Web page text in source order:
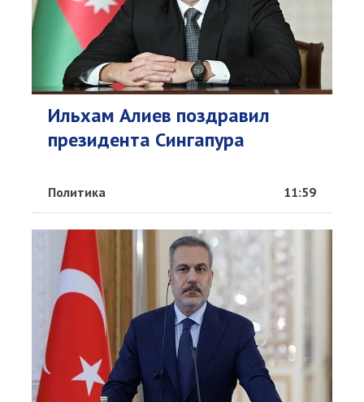
Ильхам Алиев поздравил
президента Сингапура
Политика 11:59